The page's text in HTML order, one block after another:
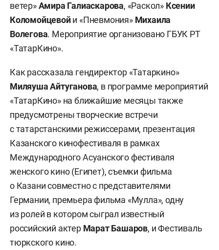
ветер»Амира Галиаскарова, «Раскол» Ксении
Коломойцевойи «Пневмония» Михаила
Волегова. Мероприятие организовано ГБУК РТ
«ТатарКино».
Как рассказала гендиректор «Татаркино»
Миляуша Айтуганова, в программе мероприятий
«ТатарКино» на ближайшие месяцы также
предусмотрены творческие встречи
с татарстанскими режиссерами, презентация
Казанского кинофестиваля в рамках
Международного Асуанского фестиваля
женского кино (Египет), съемки фильма
о Казани совместно с представителями
Германии, премьера фильма «Мулла», одну
из ролей в котором сыграл известный
российский актер Марат Башаров, и Фестиваль
тюркского кино.